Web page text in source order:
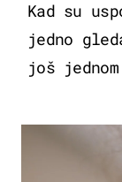
Kad su
jedno
još
MODA &